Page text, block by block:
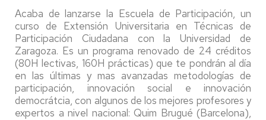
Acaba de lanzarse la Escuela de Participación, un
curso de Extensión Universitaria en Técnicas de
Participación Ciudadana con la Universidad de
Zaragoza. Es un programa renovado de 24 créditos
(80H lectivas, 160H prácticas) que te pondrán al día
en las últimas y mas avanzadas metodologías de
participación, innovación social e innovación
democrátcia, con algunos de los mejores profesores y
expertos a nivel nacional: Quim Brugué (Barcelona),